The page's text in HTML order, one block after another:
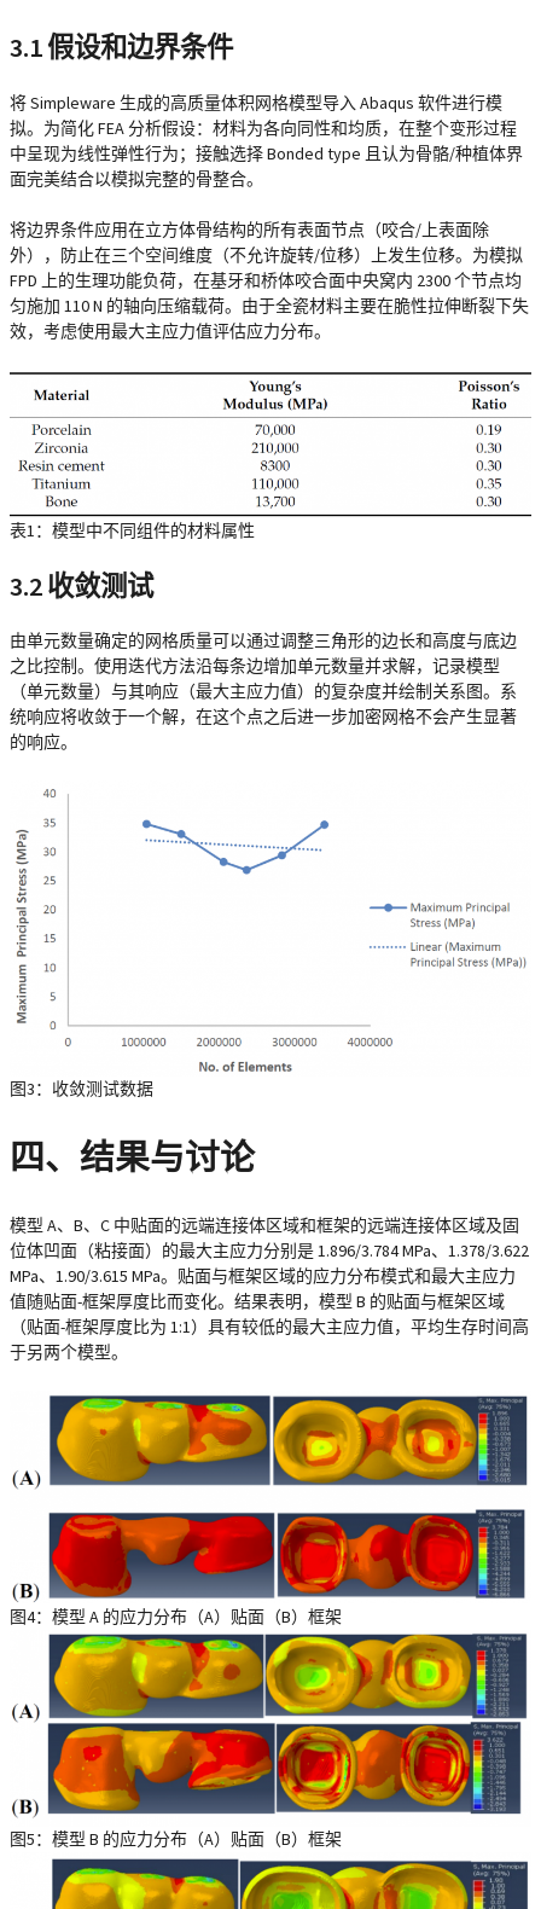
3.1 假设和边界条件
将 Simpleware 生成的高质量体积网格模型导入 Abaqus 软件进行模
拟。为简化 FEA 分析假设：材料为各向同性和均质，在整个变形过程
中呈现为线性弹性行为；接触选择 Bonded type 且认为骨骼/种植体界
面完美结合以模拟完整的骨整合。
将边界条件应用在立方体骨结构的所有表面节点（咬合/上表面除
外），防止在三个空间维度（不允许旋转/位移）上发生位移。为模拟
FPD 上的生理功能负荷，在基牙和桥体咬合面中央窝内 2300 个节点均
匀施加 110 N 的轴向压缩载荷。由于全瓷材料主要在脆性拉伸断裂下失
效，考虑使用最大主应力值评估应力分布。
表1：模型中不同组件的材料属性
3.2 收敛测试
由单元数量确定的网格质量可以通过调整三角形的边长和高度与底边
之比控制。使用迭代方法沿每条边增加单元数量并求解，记录模型
（单元数量）与其响应（最大主应力值）的复杂度并绘制关系图。系
统响应将收敛于一个解，在这个点之后进一步加密网格不会产生显著
的响应。
图3：收敛测试数据
四、结果与讨论
模型 A、B、C 中贴面的远端连接体区域和框架的远端连接体区域及固
位体凹面（粘接面）的最大主应力分别是 1.896/3.784 MPa、1.378/3.622
MPa、1.90/3.615 MPa。贴面与框架区域的应力分布模式和最大主应力
值随贴面-框架厚度比而变化。结果表明，模型 B 的贴面与框架区域
（贴面-框架厚度比为 1:1）具有较低的最大主应力值，平均生存时间高
于另两个模型。
图4：模型 A 的应力分布（A）贴面（B）框架
图5：模型 B 的应力分布（A）贴面（B）框架